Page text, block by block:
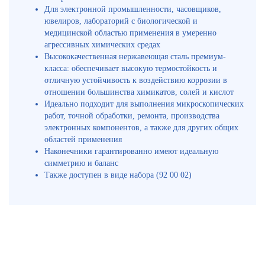
Для электронной промышленности, часовщиков,
ювелиров, лабораторий с биологической и
медицинской областью применения в умеренно
агрессивных химических средах
Высококачественная нержавеющая сталь премиум-
класса: обеспечивает высокую термостойкость и
отличную устойчивость к воздействию коррозии в
отношении большинства химикатов, солей и кислот
Идеально подходит для выполнения микроскопических
работ, точной обработки, ремонта, производства
электронных компонентов, а также для других общих
областей применения
Наконечники гарантированно имеют идеальную
симметрию и баланс
Также доступен в виде набора (92 00 02)